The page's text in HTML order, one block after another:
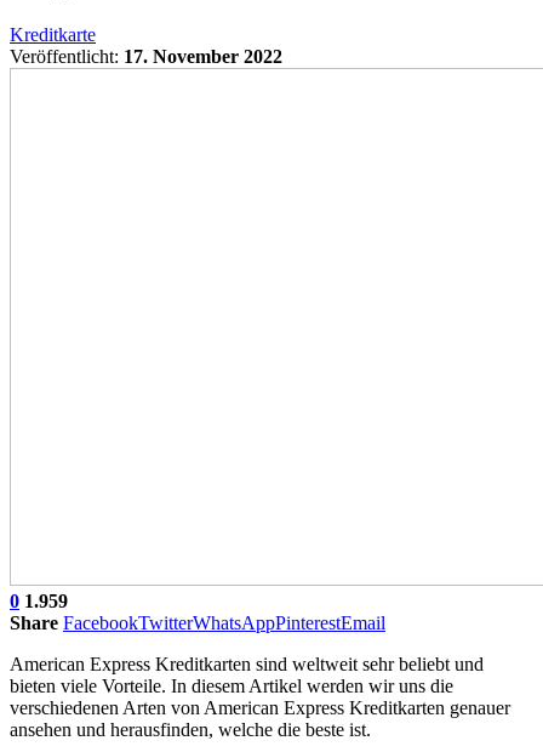
Kreditkarte
Veröffentlicht: 17. November 2022
0 1.959
Share FacebookTwitterWhatsAppPinterestEmail
American Express Kreditkarten sind weltweit sehr beliebt und
bieten viele Vorteile. In diesem Artikel werden wir uns die
verschiedenen Arten von American Express Kreditkarten genauer
ansehen und herausfinden, welche die beste ist.